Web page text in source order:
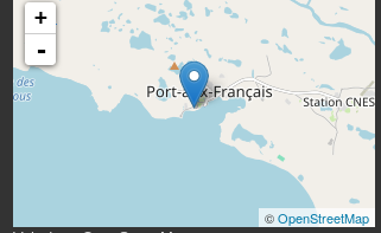
+
-
©OpenStreetMap